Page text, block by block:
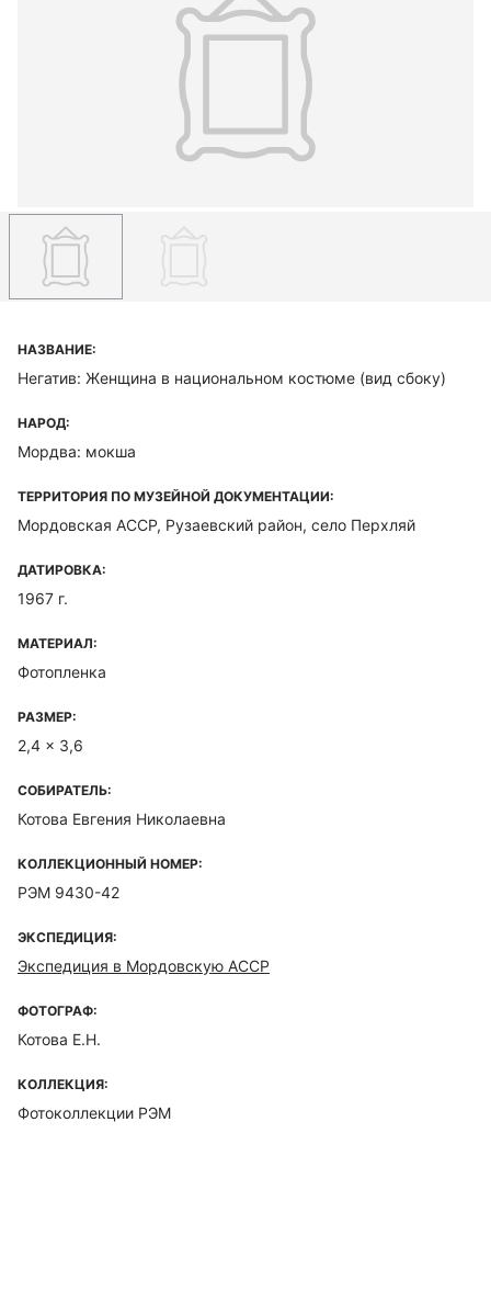
НАЗВАНИЕ:
Негатив: Женщина в национальном костюме (вид сбоку)
НАРОД:
Мордва: мокша
ТЕРРИТОРИЯ ПО МУЗЕЙНОЙ ДОКУМЕНТАЦИИ:
Мордовская ACCP, Рузаевский район, село Перхляй
ДАТИРОВКА:
1967 г.
МАТЕРИАЛ:
Фотопленка
РАЗМЕР:
2,4 x 3,6
СОБИРАТЕЛЬ:
Котова Евгения Николаевна
КОЛЛЕКЦИОННЫЙ НОМЕР:
РЭМ 9430-42
ЭКСПЕДИЦИЯ:
Экспедиция в Мордовскую АССР
ФОТОГРАФ:
Котова Е.Н.
КОЛЛЕКЦИЯ:
Фотоколлекции РЭМ